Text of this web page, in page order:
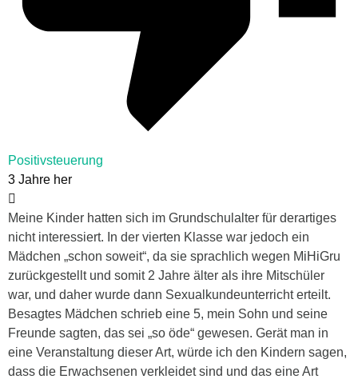
Positivsteuerung
3 Jahre her
Meine Kinder hatten sich im Grundschulalter für derartiges
nicht interessiert. In der vierten Klasse war jedoch ein
Mädchen „schon soweit“, da sie sprachlich wegen MiHiGru
zurückgestellt und somit 2 Jahre älter als ihre Mitschüler
war, und daher wurde dann Sexualkundeunterricht erteilt.
Besagtes Mädchen schrieb eine 5, mein Sohn und seine
Freunde sagten, das sei „so öde“ gewesen. Gerät man in
eine Veranstaltung dieser Art, würde ich den Kindern sagen,
dass die Erwachsenen verkleidet sind und das eine Art